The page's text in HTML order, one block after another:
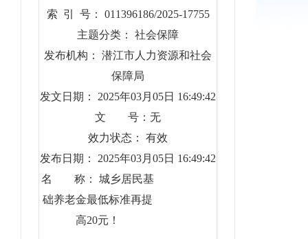
索 引 号： 011396186/2025-17755
主题分类： 社会保障
发布机构： 潜江市人力资源和社会
保障局
发文日期： 2025年03月05日 16:49:42
文 号：无
效力状态： 有效
发布日期： 2025年03月05日 16:49:42
名 称： 城乡居民基
础养老金最低标准再提
高20元！